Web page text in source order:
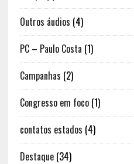
Outros áudios (4)
PC – Paulo Costa (1)
Campanhas (2)
Congresso em foco(1)
contatos estados (4)
Destaque(34)